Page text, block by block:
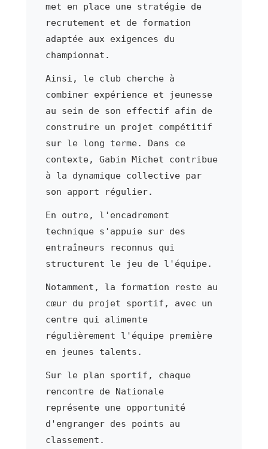
met en place une stratégie de
recrutement et de formation
adaptée aux exigences du
championnat.
Ainsi, le club cherche à
combiner expérience et jeunesse
au sein de son effectif afin de
construire un projet compétitif
sur le long terme. Dans ce
contexte, Gabin Michet contribue
à la dynamique collective par
son apport régulier.
En outre, l'encadrement
technique s'appuie sur des
entraîneurs reconnus qui
structurent le jeu de l'équipe.
Notamment, la formation reste au
cœur du projet sportif, avec un
centre qui alimente
régulièrement l'équipe première
en jeunes talents.
Sur le plan sportif, chaque
rencontre de Nationale
représente une opportunité
d'engranger des points au
classement.